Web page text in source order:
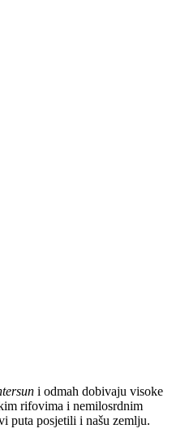
i odmah dobivaju visoke
rifovima i nemilosrdnim
puta posjetili i našu zemlju.